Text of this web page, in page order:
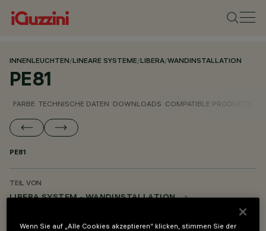
INNENLEUCHTEN/LINEARE SYSTEME/LIBERA/WANDINSTALLATION
PE81
FARBE TECHNISCHE DATEN DOWNLOADS COMPATIBLE PRODUCTS
PE81
TEIL VON
LIBERA SYSTEM - WANDINSTALLATION
Wenn Sie auf „Alle Cookies akzeptieren“ klicken, stimmen Sie der